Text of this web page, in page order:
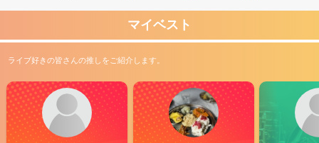
マイベスト
ライブ好きの皆さんの推しをご紹介します。